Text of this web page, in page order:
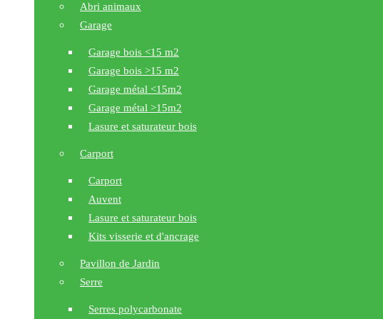
Abri animaux
Garage
Garage bois <15 m2
Garage bois >15 m2
Garage métal <15m2
Garage métal >15m2
Lasure et saturateur bois
Carport
Carport
Auvent
Lasure et saturateur bois
Kits visserie et d'ancrage
Pavillon de Jardin
Serre
Serres polycarbonate